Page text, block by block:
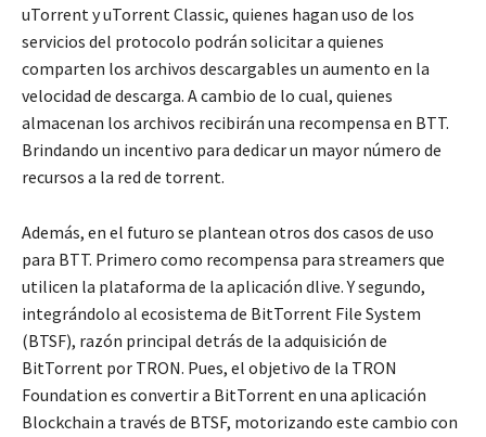
uTorrent y uTorrent Classic, quienes hagan uso de los
servicios del protocolo podrán solicitar a quienes
comparten los archivos descargables un aumento en la
velocidad de descarga. A cambio de lo cual, quienes
almacenan los archivos recibirán una recompensa en BTT.
Brindando un incentivo para dedicar un mayor número de
recursos a la red de torrent.
Además, en el futuro se plantean otros dos casos de uso
para BTT. Primero como recompensa para streamers que
utilicen la plataforma de la aplicación dlive. Y segundo,
integrándolo al ecosistema de BitTorrent File System
(BTSF), razón principal detrás de la adquisición de
BitTorrent por TRON. Pues, el objetivo de la TRON
Foundation es convertir a BitTorrent en una aplicación
Blockchain a través de BTSF, motorizando este cambio con